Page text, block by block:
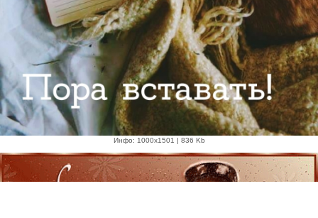
Инфо: 1000х1501 | 836 Kb